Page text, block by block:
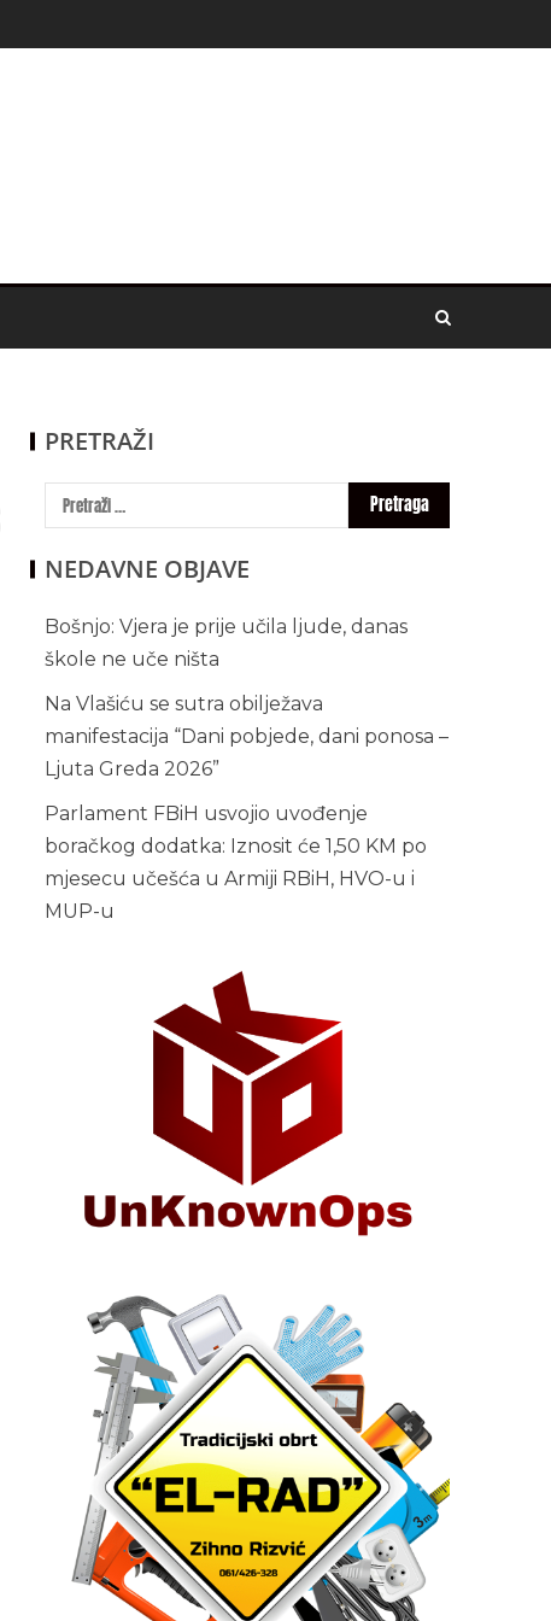
PRETRAŽI
NEDAVNE OBJAVE
Bošnjo: Vjera je prije učila ljude, danas
škole ne uče ništa
Na Vlašiću se sutra obilježava
manifestacija “Dani pobjede, dani ponosa –
Ljuta Greda 2026”
Parlament FBiH usvojio uvođenje
boračkog dodatka: Iznosit će 1,50 KM po
mjesecu učešća u Armiji RBiH, HVO-u i
MUP-u